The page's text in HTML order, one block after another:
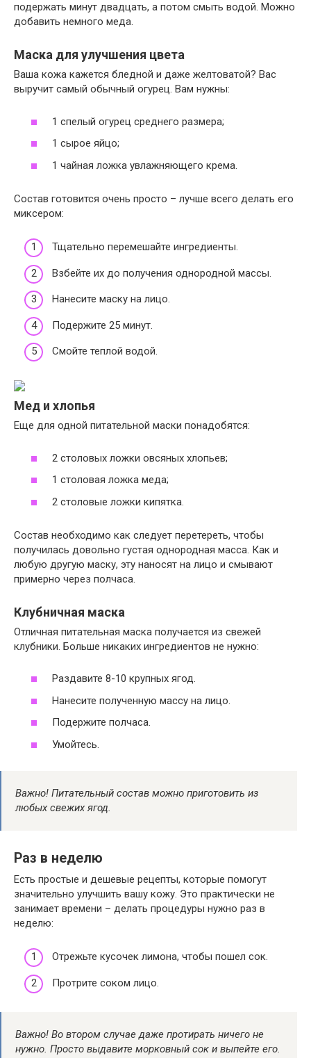
подержать минут двадцать, а потом смыть водой. Можно
добавить немного меда.
Маска для улучшения цвета
Ваша кожа кажется бледной и даже желтоватой? Вас
выручит самый обычный огурец. Вам нужны:
1 спелый огурец среднего размера;
1 сырое яйцо;
1 чайная ложка увлажняющего крема.
Состав готовится очень просто – лучше всего делать его
миксером:
Тщательно перемешайте ингредиенты.
Взбейте их до получения однородной массы.
Нанесите маску на лицо.
Подержите 25 минут.
Смойте теплой водой.
Мед и хлопья
Еще для одной питательной маски понадобятся:
2 столовых ложки овсяных хлопьев;
1 столовая ложка меда;
2 столовые ложки кипятка.
Состав необходимо как следует перетереть, чтобы
получилась довольно густая однородная масса. Как и
любую другую маску, эту наносят на лицо и смывают
примерно через полчаса.
Клубничная маска
Отличная питательная маска получается из свежей
клубники. Больше никаких ингредиентов не нужно:
Раздавите 8-10 крупных ягод.
Нанесите полученную массу на лицо.
Подержите полчаса.
Умойтесь.
Важно! Питательный состав можно приготовить из
любых свежих ягод.
Раз в неделю
Есть простые и дешевые рецепты, которые помогут
значительно улучшить вашу кожу. Это практически не
занимает времени – делать процедуры нужно раз в
неделю:
Отрежьте кусочек лимона, чтобы пошел сок.
Протрите соком лицо.
Важно! Во втором случае даже протирать ничего не
нужно. Просто выдавите морковный сок и выпейте его.